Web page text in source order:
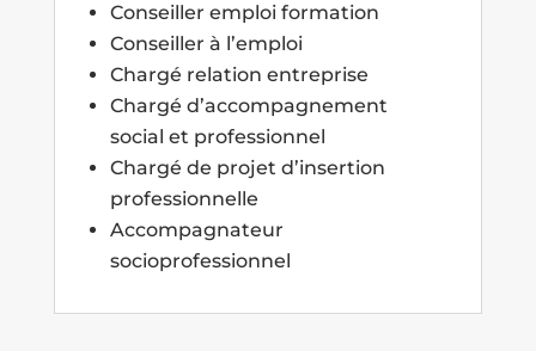
Conseiller emploi formation
Conseiller à l’emploi
Chargé relation entreprise
Chargé d’accompagnement
social et professionnel
Chargé de projet d’insertion
professionnelle
Accompagnateur
socioprofessionnel